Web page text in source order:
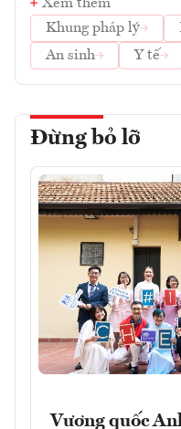
Xem thêm
Khung pháp lý
An sinh
Y tế
Đừng bỏ lỡ
Vương quốc